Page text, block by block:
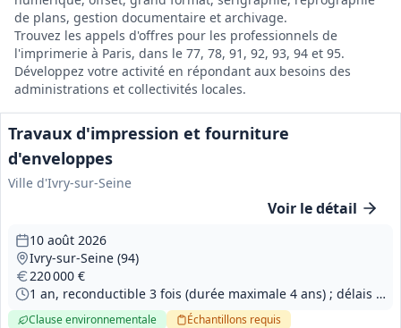
de plans, gestion documentaire et archivage.
Trouvez les appels d'offres pour les professionnels de
l'imprimerie à Paris, dans le 77, 78, 91, 92, 93, 94 et 95.
Développez votre activité en répondant aux besoins des
administrations et collectivités locales.
Travaux d'impression et fourniture
d'enveloppes
Ville d'Ivry-sur-Seine
Voir le détail
10 août 2026
Ivry-sur-Seine (94)
220 000 €
1 an, reconductible 3 fois (durée maximale 4 ans) ; délais d'exécution des travaux d'impression et de fourniture d'enveloppes : 48 heures à 4 jours, possibilités d'interventions en urgence sous 48 heures.
Clause environnementale Échantillons requis